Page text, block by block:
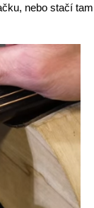
nebo stačí tam